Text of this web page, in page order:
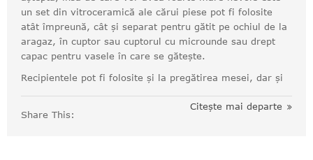
un set din vitroceramică ale cărui piese pot fi folosite
atât împreună, cât și separat pentru gătit pe ochiul de la
aragaz, în cuptor sau cuptorul cu microunde sau drept
capac pentru vasele în care se gătește.
Recipientele pot fi folosite și la pregătirea mesei, dar și
Citește mai departe
Share This: